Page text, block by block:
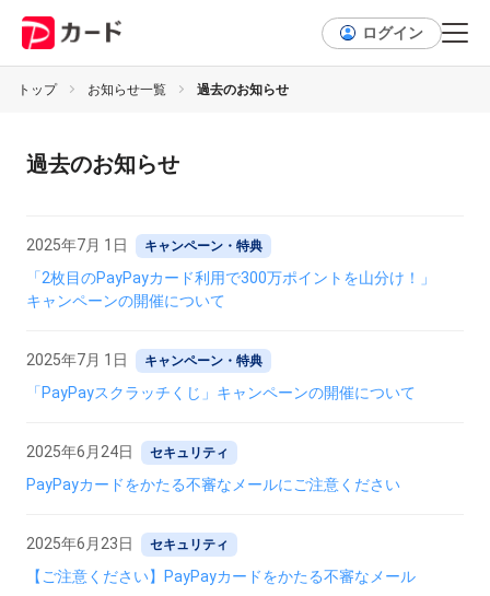
ログイン
トップ お知らせ一覧 過去のお知らせ
過去のお知らせ
2025年7月 1日 キャンペーン・特典
「2枚目のPayPayカード利用で300万ポイントを山分け！」
キャンペーンの開催について
2025年7月 1日 キャンペーン・特典
「PayPayスクラッチくじ」キャンペーンの開催について
2025年6月24日 セキュリティ
PayPayカードをかたる不審なメールにご注意ください
2025年6月23日 セキュリティ
【ご注意ください】PayPayカードをかたる不審なメール